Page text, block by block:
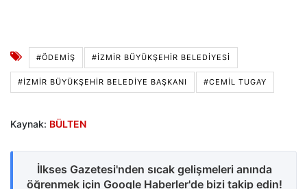
#ÖDEMIŞ #İZMIR BÜYÜKŞEHIR BELEDIYESI
#İZMIR BÜYÜKŞEHIR BELEDIYE BAŞKANI #CEMIL TUGAY
Kaynak: BÜLTEN
İlkses Gazetesi'nden sıcak gelişmeleri anında
öğrenmek için Google Haberler'de bizi takip edin!